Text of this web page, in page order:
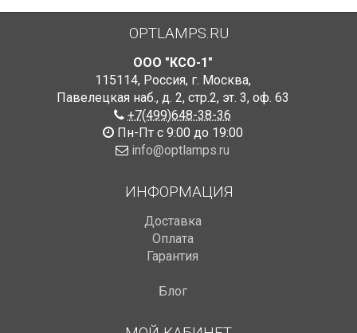
OPTLAMPS.RU
ООО "КСО-1"
115114, Россия, г. Москва,
Павелецкая наб., д. 2, стр.2, эт. 3, оф. 63
+7(499)648-38-36
Пн-Пт с 9:00 до 19:00
info@optlamps.ru
ИНФОРМАЦИЯ
Доставка
Оплата
Гарантия
Блог